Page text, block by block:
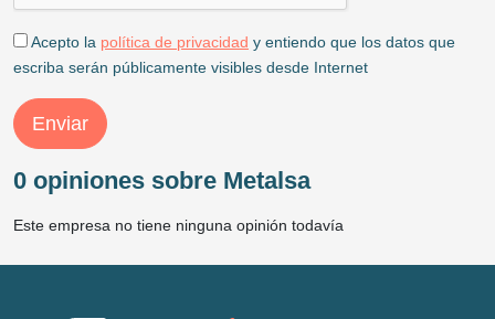
Acepto la política de privacidad y entiendo que los datos que
escriba serán públicamente visibles desde Internet
Enviar
0 opiniones sobre Metalsa
Este empresa no tiene ninguna opinión todavía